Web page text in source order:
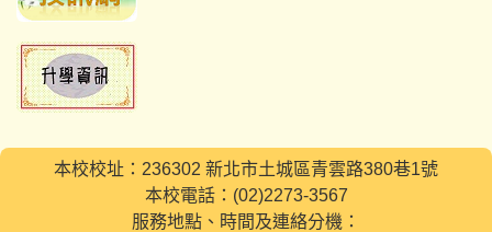
本校校址：236302 新北市土城區青雲路380巷1號
本校電話：(02)2273-3567
服務地點、時間及連絡分機：